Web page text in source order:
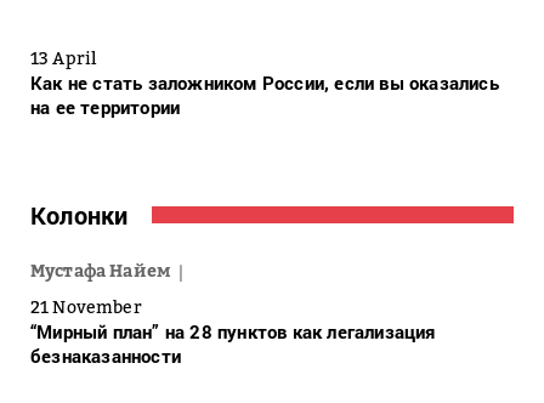
13 April
Как не стать заложником России, если вы оказались
на ее территории
Колонки
Мустафа Найем
21 November
“Мирный план” на 28 пунктов как легализация
безнаказанности